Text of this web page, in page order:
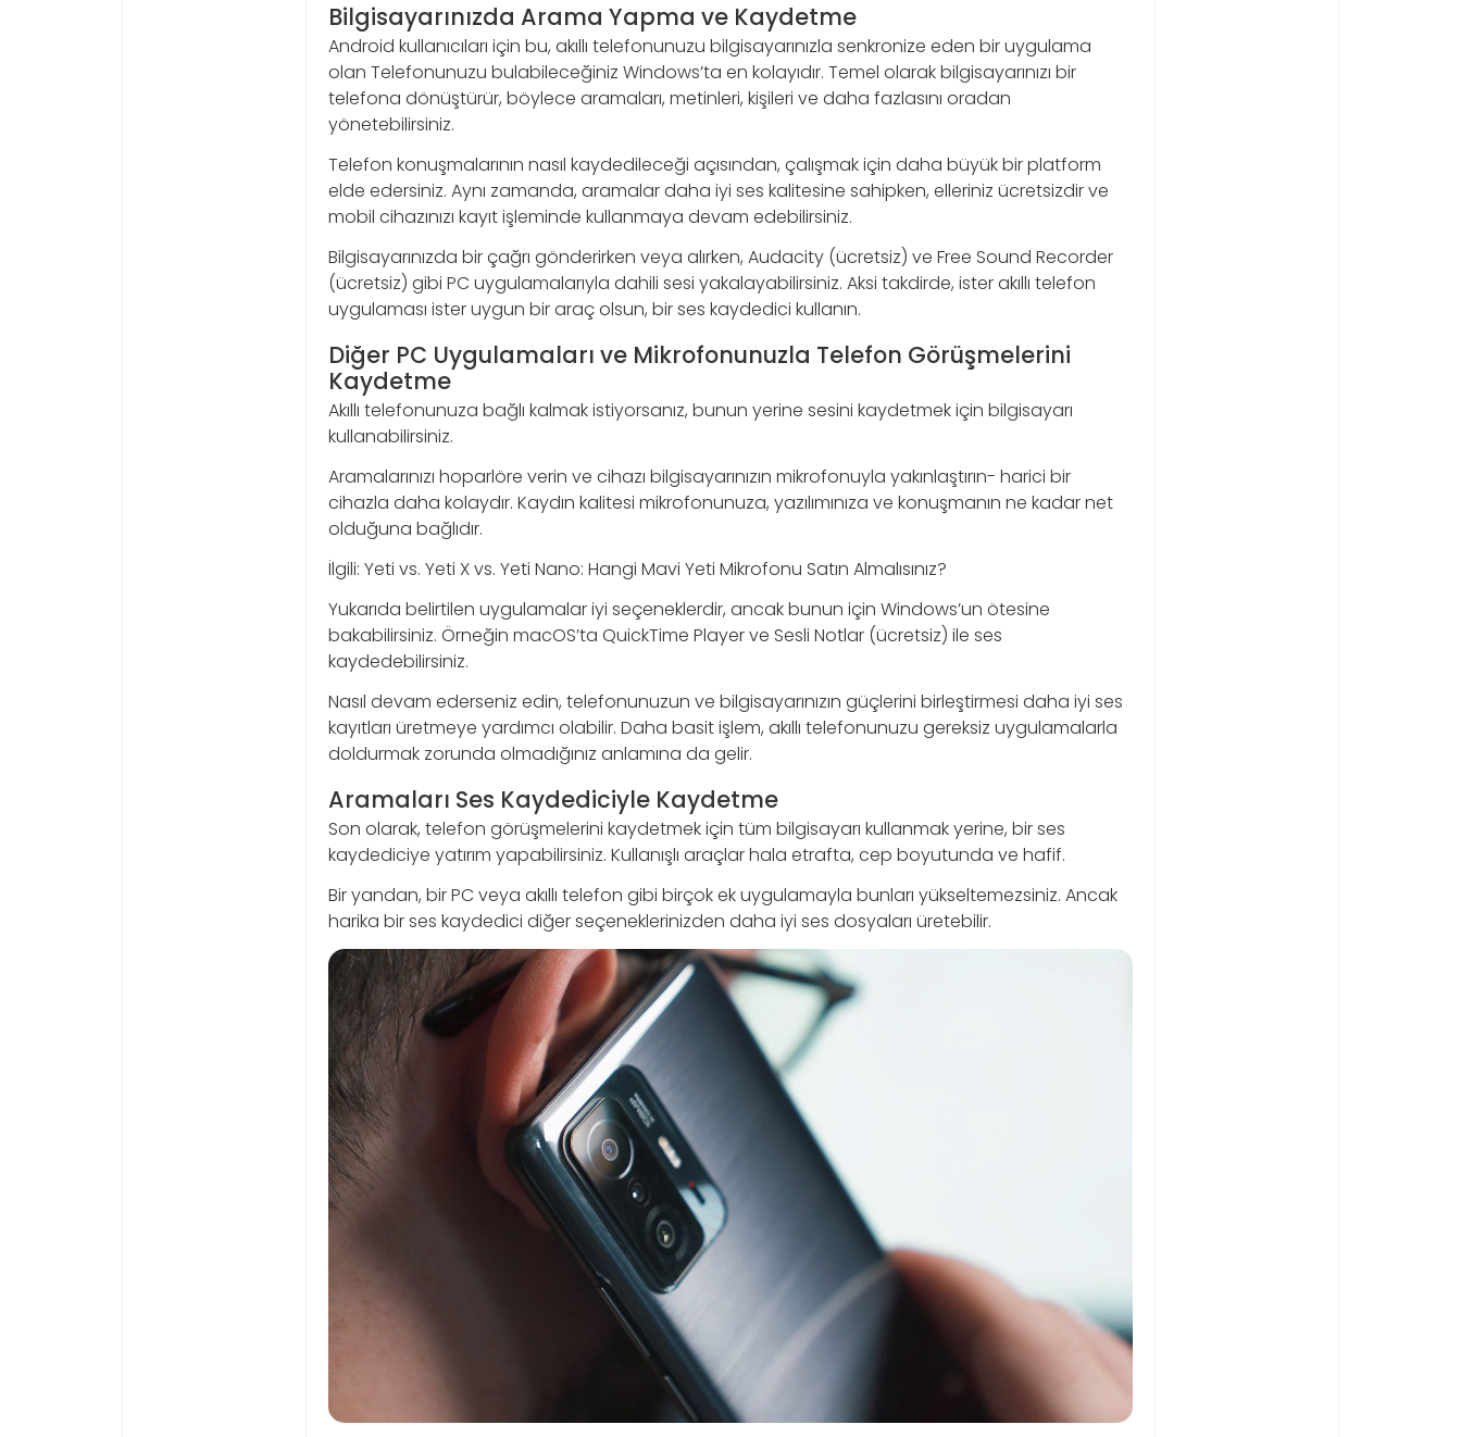
Bilgisayarınızda Arama Yapma ve Kaydetme
Android kullanıcıları için bu, akıllı telefonunuzu bilgisayarınızla senkronize eden bir uygulama
olan Telefonunuzu bulabileceğiniz Windows’ta en kolayıdır. Temel olarak bilgisayarınızı bir
telefona dönüştürür, böylece aramaları, metinleri, kişileri ve daha fazlasını oradan
yönetebilirsiniz.
Telefon konuşmalarının nasıl kaydedileceği açısından, çalışmak için daha büyük bir platform
elde edersiniz. Aynı zamanda, aramalar daha iyi ses kalitesine sahipken, elleriniz ücretsizdir ve
mobil cihazınızı kayıt işleminde kullanmaya devam edebilirsiniz.
Bilgisayarınızda bir çağrı gönderirken veya alırken, Audacity (ücretsiz) ve Free Sound Recorder
(ücretsiz) gibi PC uygulamalarıyla dahili sesi yakalayabilirsiniz. Aksi takdirde, ister akıllı telefon
uygulaması ister uygun bir araç olsun, bir ses kaydedici kullanın.
Diğer PC Uygulamaları ve Mikrofonunuzla Telefon Görüşmelerini
Kaydetme
Akıllı telefonunuza bağlı kalmak istiyorsanız, bunun yerine sesini kaydetmek için bilgisayarı
kullanabilirsiniz.
Aramalarınızı hoparlöre verin ve cihazı bilgisayarınızın mikrofonuyla yakınlaştırın- harici bir
cihazla daha kolaydır. Kaydın kalitesi mikrofonunuza, yazılımınıza ve konuşmanın ne kadar net
olduğuna bağlıdır.
İlgili: Yeti vs. Yeti X vs. Yeti Nano: Hangi Mavi Yeti Mikrofonu Satın Almalısınız?
Yukarıda belirtilen uygulamalar iyi seçeneklerdir, ancak bunun için Windows’un ötesine
bakabilirsiniz. Örneğin macOS’ta QuickTime Player ve Sesli Notlar (ücretsiz) ile ses
kaydedebilirsiniz.
Nasıl devam ederseniz edin, telefonunuzun ve bilgisayarınızın güçlerini birleştirmesi daha iyi ses
kayıtları üretmeye yardımcı olabilir. Daha basit işlem, akıllı telefonunuzu gereksiz uygulamalarla
doldurmak zorunda olmadığınız anlamına da gelir.
Aramaları Ses Kaydediciyle Kaydetme
Son olarak, telefon görüşmelerini kaydetmek için tüm bilgisayarı kullanmak yerine, bir ses
kaydediciye yatırım yapabilirsiniz. Kullanışlı araçlar hala etrafta, cep boyutunda ve hafif.
Bir yandan, bir PC veya akıllı telefon gibi birçok ek uygulamayla bunları yükseltemezsiniz. Ancak
harika bir ses kaydedici diğer seçeneklerinizden daha iyi ses dosyaları üretebilir.